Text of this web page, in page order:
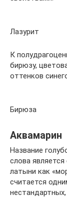
Лазурит
К
бирюзу,
оттенков
Бирюза
Аквамарин
Название
слова
латыни как
считается